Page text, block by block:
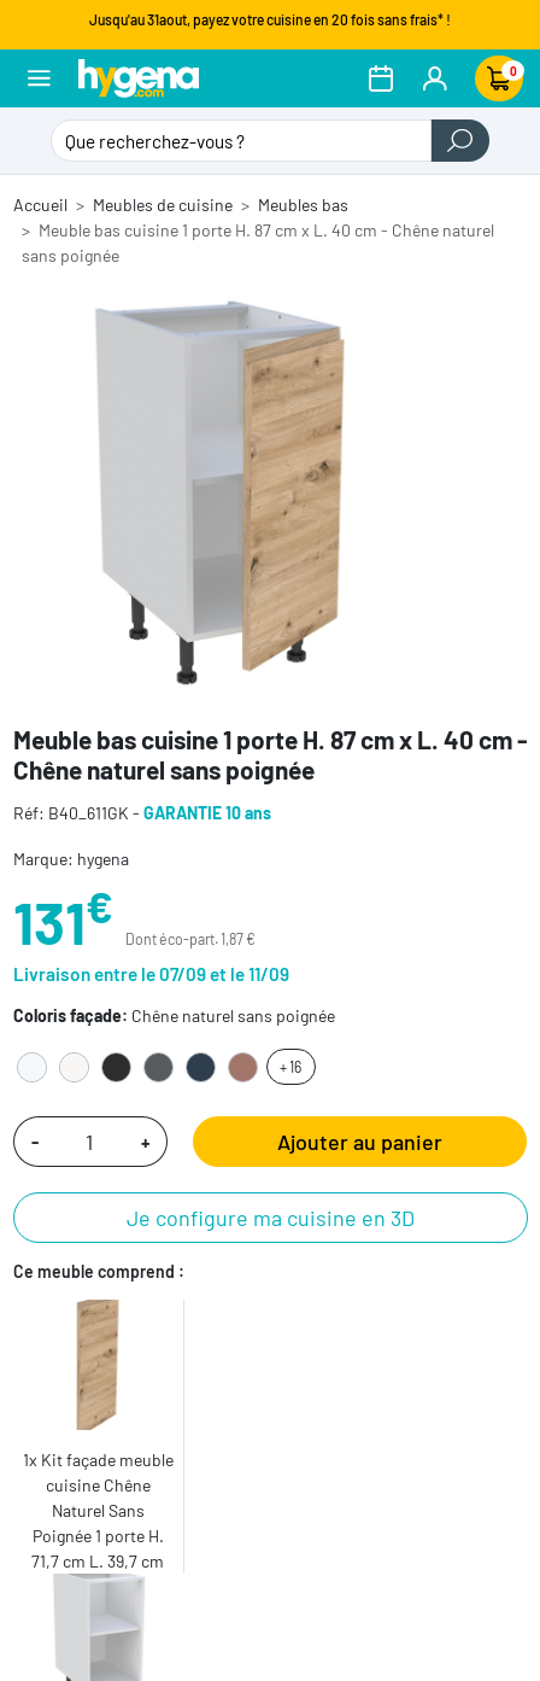
Jusqu'au 31aout, payez votre cuisine en 20 fois sans frais* !
0
Accueil Meubles de cuisine
Meubles bas
Meuble bas cuisine 1 porte H. 87 cm x L. 40 cm - Chêne naturel
sans poignée
Meuble bas cuisine 1 porte H. 87 cm x L. 40 cm -
Chêne naturel sans poignée
Réf: B40_611GK - GARANTIE 10 ans
Marque: hygena
131€
Dont éco-part. 1,87 €
Livraison entre le 07/09 et le 11/09
Coloris façade: Chêne naturel sans poignée
+ 16
- + Ajouter au panier
Je configure ma cuisine en 3D
Ce meuble comprend :
1x Kit façade meuble
cuisine Chêne
Naturel Sans
Poignée 1 porte H.
71,7 cm L. 39,7 cm